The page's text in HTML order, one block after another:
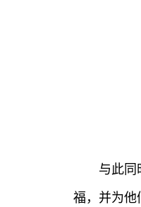
与此同
福，并为他